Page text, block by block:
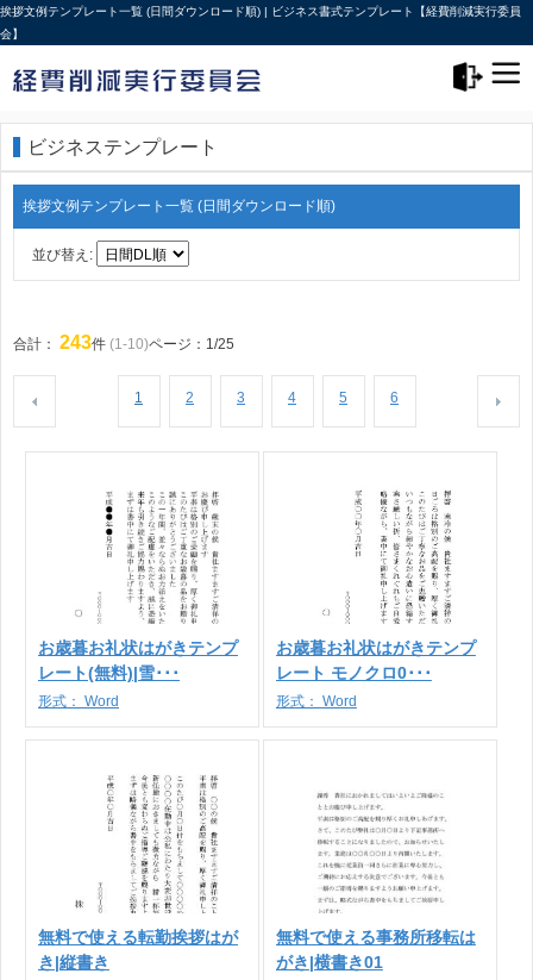
挨拶文例テンプレート一覧 (日間ダウンロード順) | ビジネス書式テンプレート【経費削減実行委員
会】
ビジネステンプレート
挨拶文例テンプレート一覧 (日間ダウンロード順)
並び替え:
合計： 243件 (1-10)ページ：1/25
1 2 3 4 5 6
お歳暮お礼状はがきテンプ
レート(無料)|雪･･･
形式： Word
お歳暮お礼状はがきテンプ
レート モノクロ0･･･
形式： Word
無料で使える転勤挨拶はが
き|縦書き
無料で使える事務所移転は
がき|横書き01